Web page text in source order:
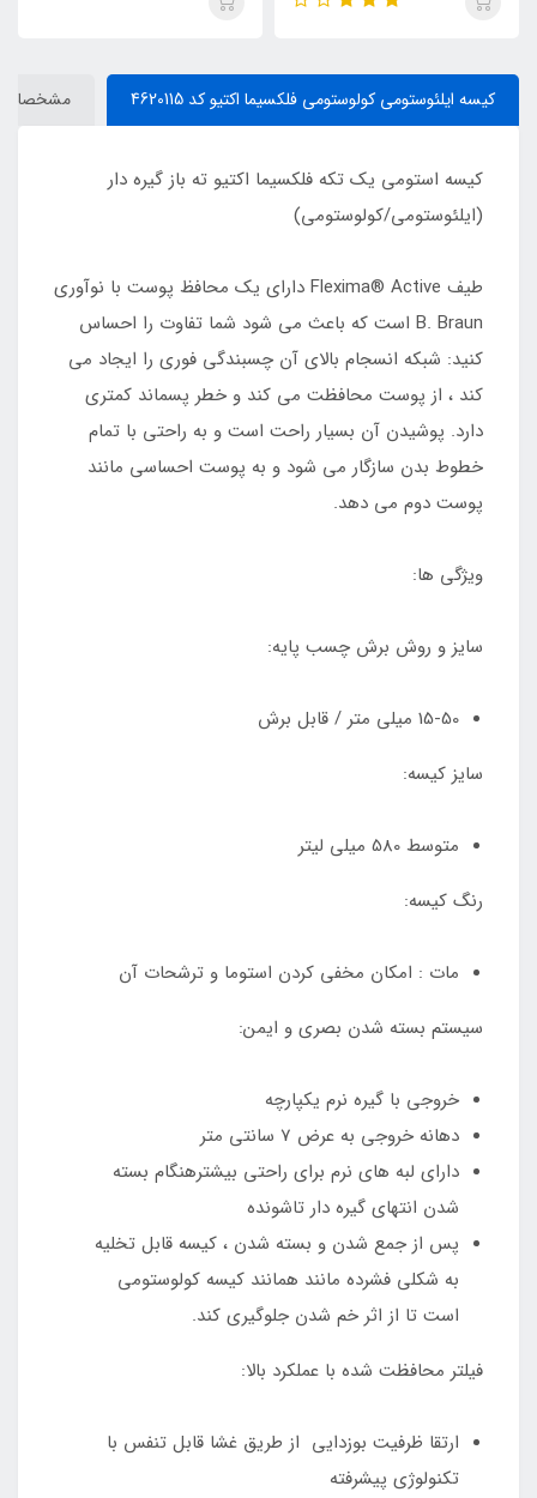
کیسه ایلئوستومی کولوستومی فلکسیما اکتیو کد 4620115 مشخصات
کیسه استومی یک تکه فلکسیما اکتیو ته باز گیره دار
(ایلئوستومی/کولوستومی)
طیف Flexima® Active دارای یک محافظ پوست با نوآوری
B. Braun است که باعث می شود شما تفاوت را احساس
کنید: شبکه انسجام بالای آن چسبندگی فوری را ایجاد می
کند ، از پوست محافظت می کند و خطر پسماند کمتری
دارد. پوشیدن آن بسیار راحت است و به راحتی با تمام
خطوط بدن سازگار می شود و به پوست احساسی مانند
پوست دوم می دهد.
ویژگی ها:
سایز و روش برش چسب پایه:
15-50 میلی متر / قابل برش
سایز کیسه:
متوسط 580 میلی لیتر
رنگ کیسه:
مات : امکان مخفی کردن استوما و ترشحات آن
سیستم بسته شدن بصری و ایمن:
خروجی با گیره نرم یکپارچه
دهانه خروجی به عرض 7 سانتی متر
دارای لبه های نرم برای راحتی بیشترهنگام بسته
شدن انتهای گیره دار تاشونده
پس از جمع شدن و بسته شدن ، کیسه قابل تخلیه
به شکلی فشرده مانند همانند کیسه کولوستومی
است تا از اثر خم شدن جلوگیری کند.
فیلتر محافظت شده با عملکرد بالا:
ارتقا ظرفیت بوزدایی از طریق غشا قابل تنفس با
تکنولوژی پیشرفته